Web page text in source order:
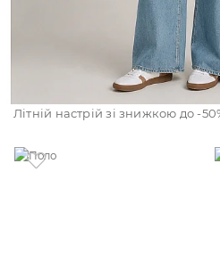
Літній настрій зі знижкою до -